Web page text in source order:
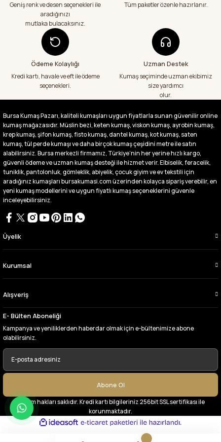
veriş yapacağım in şa Allah çünkü 4 farklı
kumaş aldım hem ölçü olarak hem
görüntü,doku olarak çok memnun kaldım
emeği geçenlere teşekkür ediyorum
A... S... | 24/07/2026
Fiyatlar uygun ve çok fazla seçenek var
büyük kolaylık emeği geçenlere teşekkür
Buradan ikinci alışverişim ikisinden de çok
memnun kaldım teşekkürler.
Büşra Singeç | 02/07/2026
Bursa kumaş pazarından defalarca kumaş
aldım videoda anlatılıp gosterildigi gibi
çıktı. bu zamana kadar sorun yaşamadım
uygun fiyatlarından ve kalitesinden dolayı
tercih ettiğim kumaşçi
D... Ç... | 27/06/2026
Çok memnun kaldım,teşekkürler
Geniş renk ve desen seçenekleri ile
aradığınızı
mutlaka bulacaksınız.
Tüm paketler özenle hazırlanır.
Ödeme Kolaylığı
Kredi kartı, havale ve eft ile ödeme
seçenekleri.
Uzman Destek
Kumaş seçiminde uzman ekibimiz
size yardımcı
olur.
Bursa Kumaş Pazarı, kaliteli kumaşları uygun fiyatlarla sunan güvenilir online
kumaş mağazasıdır. Müslin bezi, keten kumaş, viskon kumaş, ayrobin kumaş,
krep kumaş, şifon kumaş, fisto kumaş, dantel kumaş, kot kumaş, saten
kumaş, tül perde kumaşı ve daha birçok kumaş çeşidini metre ile satın
alabilirsiniz. Bursa merkezli firmamız, Türkiye’nin her yerine hızlı kargo,
güvenli ödeme ve uzman kumaş desteği ile hizmet verir. Elbiselik, feracelik,
tuniklik, pantolonluk, gömleklik, abiyelik, çocuk giyim ve ev tekstili için
aradığınız kumaşları bursakumasi.com üzerinden kolayca sipariş verebilir, en
yeni kumaş modellerini ve uygun fiyatlı kumaş seçeneklerini güvenle
inceleyebilirsiniz.
Üyelik
Kurumsal
Alışveriş
E- Bülten Aboneliği
Kampanya ve yeniliklerden haberdar olmak için e-bültenimize abone
olabilirsiniz.
Abone Ol
© Tüm hakları saklıdır. Kredi kartı bilgileriniz 256bit SSL sertifikası ile
korunmaktadır.
ideasoft
e-
paketleri